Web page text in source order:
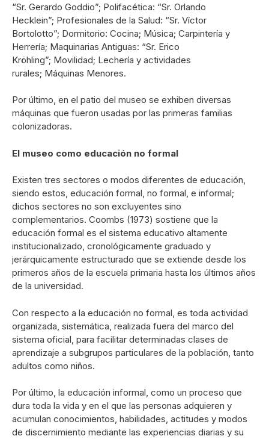
“Sr. Gerardo Goddio”; Polifacética: “Sr. Orlando
Hecklein”; Profesionales de la Salud: “Sr. Víctor
Bortolotto”; Dormitorio: Cocina; Música; Carpintería y
Herrería; Maquinarias Antiguas: “Sr. Erico
Kröhling”; Movilidad; Lechería y actividades
rurales; Máquinas Menores.
Por último, en el patio del museo se exhiben diversas
máquinas que fueron usadas por las primeras familias
colonizadoras.
El museo como educación no formal
Existen tres sectores o modos diferentes de educación,
siendo estos, educación formal, no formal, e informal;
dichos sectores no son excluyentes sino
complementarios. Coombs (1973) sostiene que la
educación formal es el sistema educativo altamente
institucionalizado, cronológicamente graduado y
jerárquicamente estructurado que se extiende desde los
primeros años de la escuela primaria hasta los últimos años
de la universidad.
Con respecto a la educación no formal, es toda actividad
organizada, sistemática, realizada fuera del marco del
sistema oficial, para facilitar determinadas clases de
aprendizaje a subgrupos particulares de la población, tanto
adultos como niños.
Por último, la educación informal, como un proceso que
dura toda la vida y en el que las personas adquieren y
acumulan conocimientos, habilidades, actitudes y modos
de discernimiento mediante las experiencias diarias y su